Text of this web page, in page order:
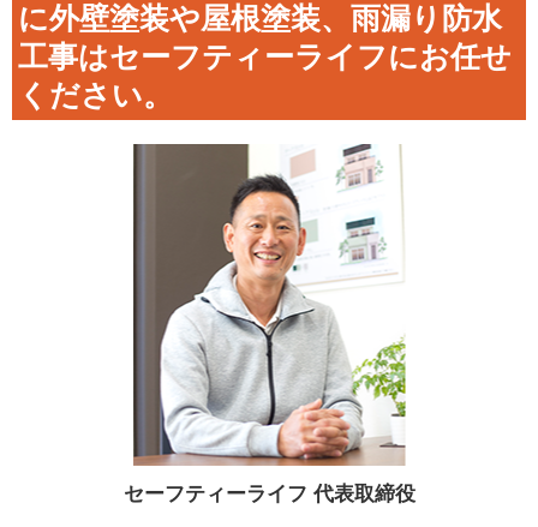
に外壁塗装や屋根塗装、雨漏り防水
工事はセーフティーライフにお任せ
ください。
セーフティーライフ 代表取締役